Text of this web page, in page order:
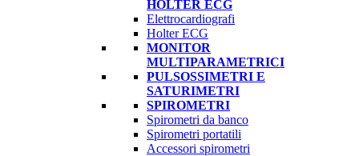
HOLTER ECG
Elettrocardiografi
Holter ECG
MONITOR
MULTIPARAMETRICI
PULSOSSIMETRI E
SATURIMETRI
SPIROMETRI
Spirometri da banco
Spirometri portatili
Accessori spirometri